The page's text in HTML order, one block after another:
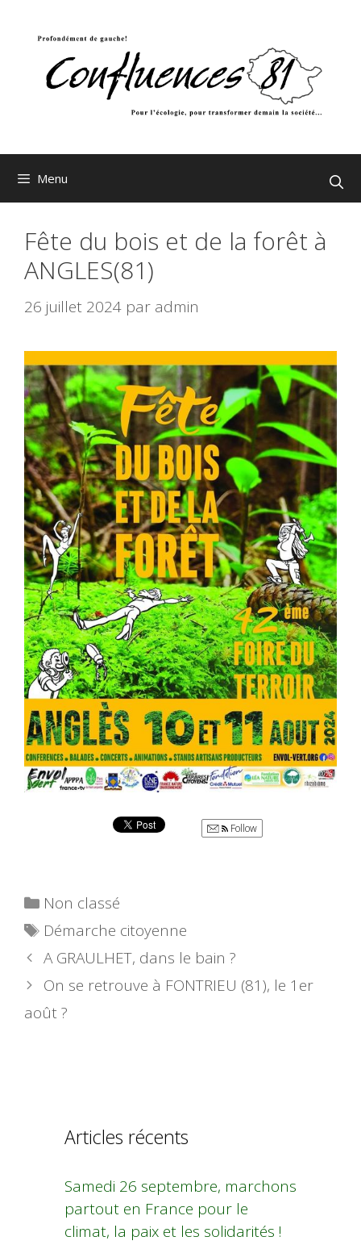
Menu
Fête du bois et de la forêt à
ANGLES(81)
26 juillet 2024 par admin
Follow
Catégories
Non classé
Étiquettes
Démarche citoyenne
A GRAULHET, dans le bain ?
On se retrouve à FONTRIEU (81), le 1er
août ?
Articles récents
Samedi 26 septembre, marchons
partout en France pour le
climat, la paix et les solidarités !